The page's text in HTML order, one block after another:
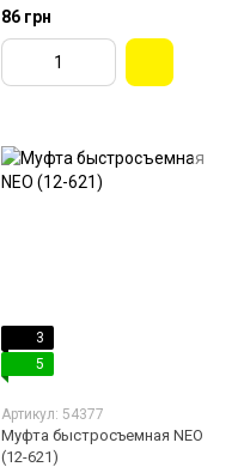
86 грн
3
5
Артикул: 54377
Муфта быстросъемная NEO
(12-621)